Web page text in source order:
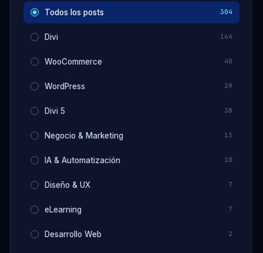
Todos los posts 304
Divi 164
WooCommerce 40
WordPress 39
Divi 5 38
Negocio & Marketing 13
IA & Automatización 10
Diseño & UX 7
eLearning 7
Desarrollo Web 2